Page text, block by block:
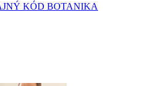
KÓD BOTANIKA